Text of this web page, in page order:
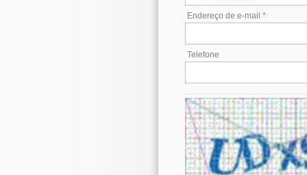
Endereço de e-mail *
Telefone